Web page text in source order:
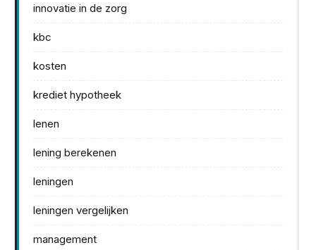
innovatie in de zorg
kbc
kosten
krediet hypotheek
lenen
lening berekenen
leningen
leningen vergelijken
management